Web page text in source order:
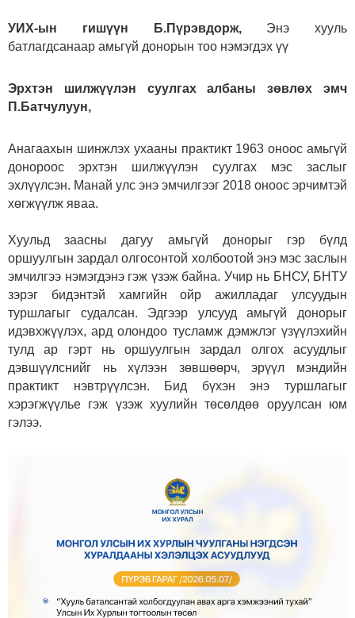
УИХ-ын гишүүн Б.Пүрэвдорж,Энэ хууль
батлагдсанаар амьгүй донорын тоо нэмэгдэх үү
Эрхтэн шилжүүлэн суулгах албаны зөвлөх эмч
П.Батчулуун,
Анагаахын шинжлэх ухааны практикт 1963 оноос амьгүй
донороос эрхтэн шилжүүлэн суулгах мэс заслыг
эхлүүлсэн. Манай улс энэ эмчилгээг 2018 оноос эрчимтэй
хөгжүүлж яваа.
Хуульд заасны дагуу амьгүй донорыг гэр бүлд
оршуулгын зардал олгосонтой холбоотой энэ мэс заслын
эмчилгээ нэмэгдэнэ гэж үзэж байна. Учир нь БНСУ, БНТУ
зэрэг бидэнтэй хамгийн ойр ажилладаг улсуудын
туршлагыг судалсан. Эдгээр улсууд амьгүй донорыг
идэвхжүүлэх, ард олондоо тусламж дэмжлэг үзүүлэхийн
тулд ар гэрт нь оршуулгын зардал олгох асуудлыг
дэвшүүлснийг нь хүлээн зөвшөөрч, эрүүл мэндийн
практикт нэвтрүүлсэн. Бид бүхэн энэ туршлагыг
хэрэгжүүлье гэж үзэж хуулийн төсөлдөө оруулсан юм
гэлээ.